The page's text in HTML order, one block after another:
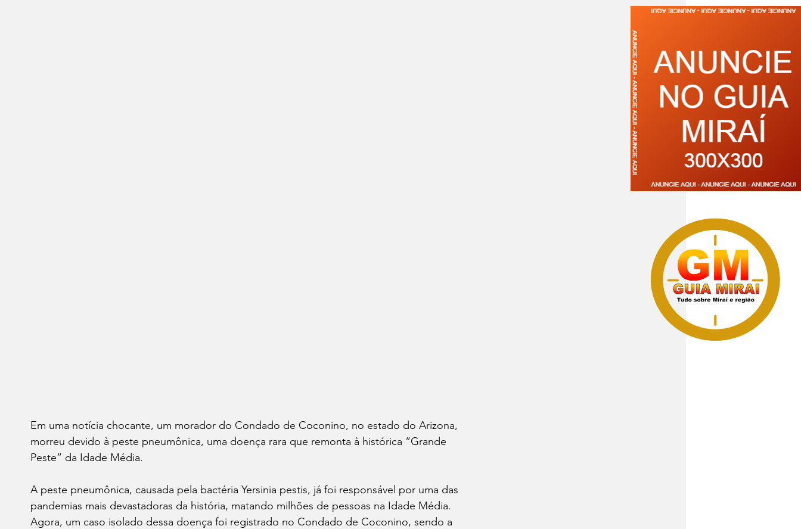
Em uma notícia chocante, um morador do Condado de Coconino, no estado do Arizona,
morreu devido à peste pneumônica, uma doença rara que remonta à histórica “Grande
Peste” da Idade Média.
A peste pneumônica, causada pela bactéria Yersinia pestis, já foi responsável por uma das
pandemias mais devastadoras da história, matando milhões de pessoas na Idade Média.
Agora, um caso isolado dessa doença foi registrado no Condado de Coconino, sendo a